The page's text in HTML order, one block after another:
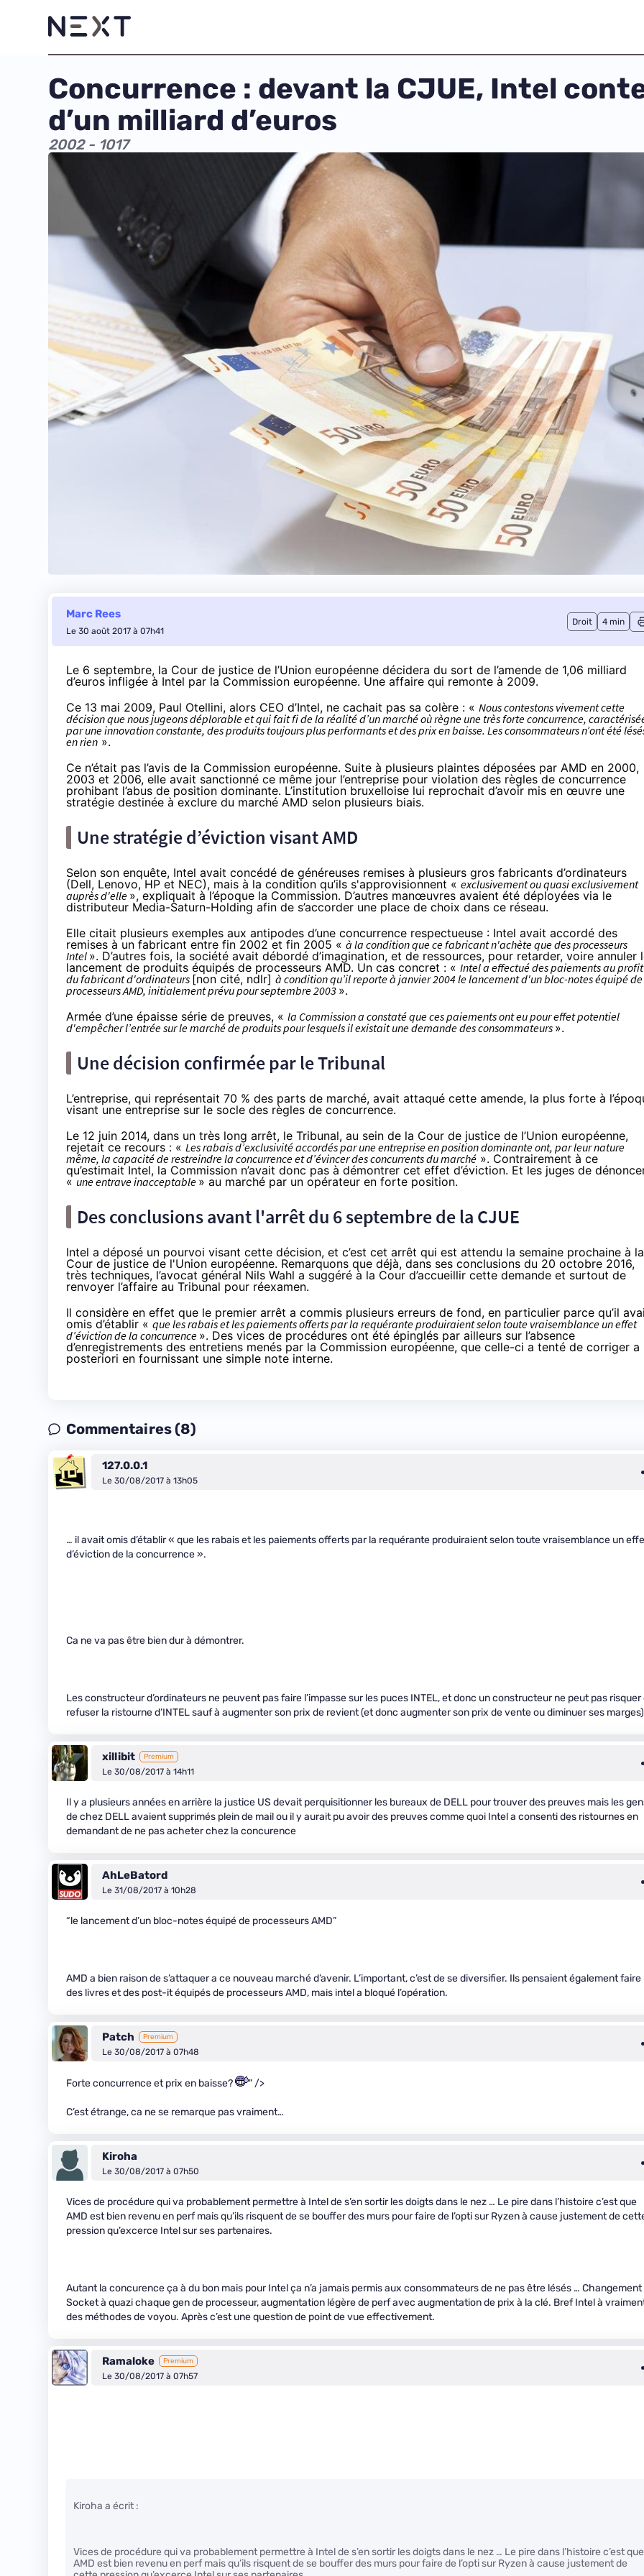
Concurrence : devant la CJUE, Intel
d’un milliard d’euros
2002 - 1017
Marc Rees
Le 30 août 2017 à 07h41
Droit 4 min
Le 6 septembre, la Cour de justice de l’Union européenne décidera du sort de l’amende de 1,06 milliard
d’euros infligée à Intel par la Commission européenne. Une affaire qui remonte à 2009.
Ce 13 mai 2009, Paul Otellini, alors CEO d’Intel, ne cachait pas sa colère : « Nous contestons vivement cette
décision que nous jugeons déplorable et qui fait fi de la réalité d’un marché où règne une très forte concurrence,
par une innovation constante, des produits toujours plus performants et des prix en baisse. Les consommateurs n’ont été
en rien ».
Ce n’était pas l’avis de la Commission européenne. Suite à plusieurs plaintes déposées par AMD en 2000,
2003 et 2006, elle avait sanctionné ce même jour l’entreprise pour violation des règles de concurrence
prohibant l’abus de position dominante. L’institution bruxelloise lui reprochait d’avoir mis en œuvre une
stratégie destinée à exclure du marché AMD selon plusieurs biais.
Une stratégie d’éviction visant AMD
Selon son enquête, Intel avait concédé de généreuses remises à plusieurs gros fabricants d’ordinateurs
(Dell, Lenovo, HP et NEC), mais à la condition qu’ils s'approvisionnent « exclusivement ou quasi exclusivement
auprès d'elle », expliquait à l’époque la Commission. D’autres manœuvres avaient été déployées via le
distributeur Media-Saturn-Holding afin de s’accorder une place de choix dans ce réseau.
Elle citait plusieurs exemples aux antipodes d’une concurrence respectueuse : Intel avait accordé des
remises à un fabricant entre fin 2002 et fin 2005 « à la condition que ce fabricant n'achète que des processeurs
Intel ». D’autres fois, la société avait débordé d’imagination, et de ressources, pour retarder, voire annuler
lancement de produits équipés de processeurs AMD. Un cas concret : « Intel a effectué des paiements au profit
du fabricant d'ordinateurs [non cité, ndlr] à condition qu’il reporte à janvier 2004 le lancement d'un bloc-notes équipé de
processeurs AMD, initialement prévu pour septembre 2003 ».
Armée d’une épaisse série de preuves, « la Commission a constaté que ces paiements ont eu pour effet potentiel
d'empêcher l’entrée sur le marché de produits pour lesquels il existait une demande des consommateurs ».
Une décision confirmée par le Tribunal
L’entreprise, qui représentait 70 % des parts de marché, avait attaqué cette amende, la plus forte à
visant une entreprise sur le socle des règles de concurrence.
Le 12 juin 2014, dans un très long arrêt, le Tribunal, au sein de la Cour de justice de l’Union européenne,
rejetait ce recours : « Les rabais d’exclusivité accordés par une entreprise en position dominante ont, par leur nature
même, la capacité de restreindre la concurrence et d’évincer des concurrents du marché ». Contrairement à ce
qu’estimait Intel, la Commission n’avait donc pas à démontrer cet effet d’éviction. Et les juges de
« une entrave inacceptable » au marché par un opérateur en forte position.
Des conclusions avant l'arrêt du 6 septembre de la CJUE
Intel a déposé un pourvoi visant cette décision, et c’est cet arrêt qui est attendu la semaine prochaine à la
Cour de justice de l'Union européenne. Remarquons que déjà, dans ses conclusions du 20 octobre 2016,
très techniques, l’avocat général Nils Wahl a suggéré à la Cour d’accueillir cette demande et surtout de
renvoyer l’affaire au Tribunal pour réexamen.
Il considère en effet que le premier arrêt a commis plusieurs erreurs de fond, en particulier parce qu’il
omis d’établir « que les rabais et les paiements offerts par la requérante produiraient selon toute vraisemblance un effet
d’éviction de la concurrence ». Des vices de procédures ont été épinglés par ailleurs sur l’absence
d’enregistrements des entretiens menés par la Commission européenne, que celle-ci a tenté de corriger a
posteriori en fournissant une simple note interne.
Commentaires (8)
127.0.0.1
Le 30/08/2017 à 13h05
… il avait omis d’établir « que les rabais et les paiements offerts par la requérante produiraient selon toute vraisemblance un
d’éviction de la concurrence ».
Ca ne va pas être bien dur à démontrer.
Les constructeur d’ordinateurs ne peuvent pas faire l’impasse sur les puces INTEL, et donc un constructeur ne peut pas risquer
refuser la ristourne d’INTEL sauf à augmenter son prix de revient (et donc augmenter son prix de vente ou diminuer ses
xillibit Premium
Le 30/08/2017 à 14h11
Il y a plusieurs années en arrière la justice US devait perquisitionner les bureaux de DELL pour trouver des preuves mais les
de chez DELL avaient supprimés plein de mail ou il y aurait pu avoir des preuves comme quoi Intel a consenti des ristournes en
demandant de ne pas acheter chez la concurence
AhLeBatord
Le 31/08/2017 à 10h28
“le lancement d’un bloc-notes équipé de processeurs AMD”
AMD a bien raison de s’attaquer a ce nouveau marché d’avenir. L’important, c’est de se diversifier. Ils pensaient également faire
des livres et des post-it équipés de processeurs AMD, mais intel a bloqué l’opération.
Patch Premium
Le 30/08/2017 à 07h48
Forte concurrence et prix en baisse? " />
C’est étrange, ca ne se remarque pas vraiment…
Kiroha
Le 30/08/2017 à 07h50
Vices de procédure qui va probablement permettre à Intel de s’en sortir les doigts dans le nez … Le pire dans l’histoire c’est que
AMD est bien revenu en perf mais qu’ils risquent de se bouffer des murs pour faire de l’opti sur Ryzen à cause justement de
pression qu’excerce Intel sur ses partenaires.
Autant la concurence ça à du bon mais pour Intel ça n’a jamais permis aux consommateurs de ne pas être lésés … Changement
Socket à quazi chaque gen de processeur, augmentation légère de perf avec augmentation de prix à la clé. Bref Intel à
des méthodes de voyou. Après c’est une question de point de vue effectivement.
Ramaloke Premium
Le 30/08/2017 à 07h57
Kiroha a écrit :
Vices de procédure qui va probablement permettre à Intel de s’en sortir les doigts dans le nez … Le pire dans l’histoire c’est que
AMD est bien revenu en perf mais qu’ils risquent de se bouffer des murs pour faire de l’opti sur Ryzen à cause justement de